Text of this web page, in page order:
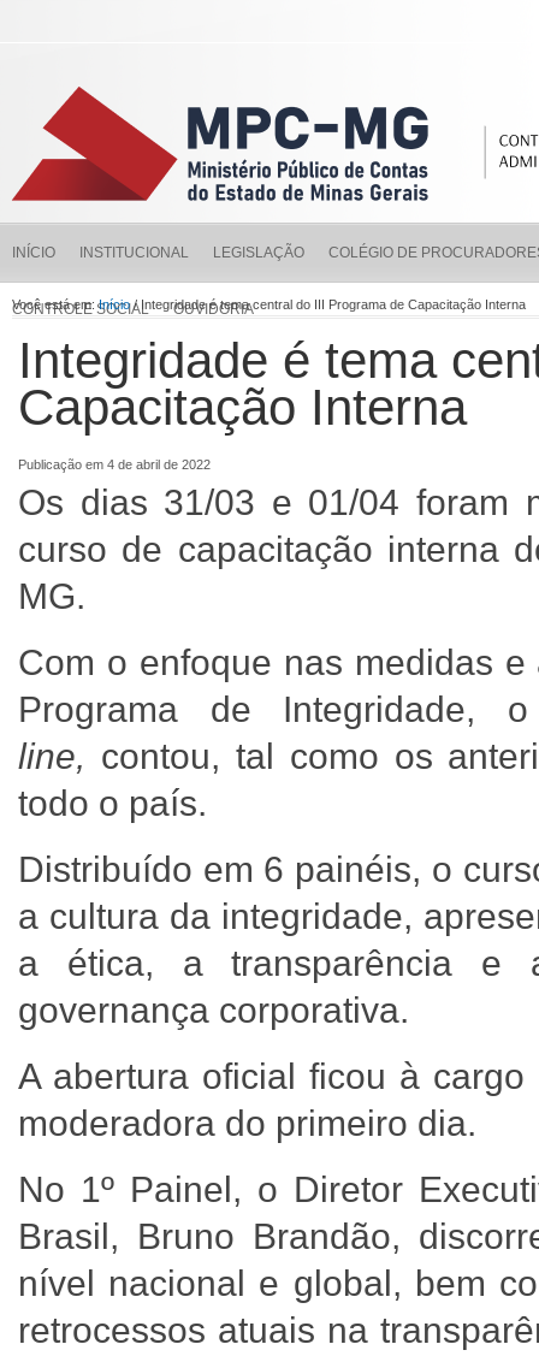
INÍCIO INSTITUCIONAL LEGISLAÇÃO COLÉGIO DE
CONTROLE SOCIAL OUVIDORIA
Você está em:Início/ Integridade é tema central do III Programa de Capacitação Interna
Integridade é tema
Capacitação Interna
Publicação em 4 de abril de 2022
Os dias 31/03 e 01/04 foram
curso de capacitação interna
MG.
Com o enfoque nas medidas
Programa de Integridade,
line, contou, tal como os
todo o país.
Distribuído em 6 painéis, o
a cultura da integridade,
a ética, a transparência e
governança corporativa.
A abertura oficial ficou à
moderadora do primeiro dia.
No 1º Painel, o Diretor
Brasil, Bruno Brandão,
nível nacional e global, bem
retrocessos atuais na